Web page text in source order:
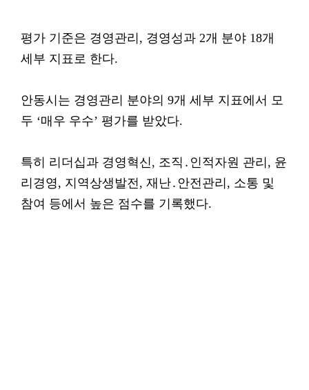
평가 기준은 경영관리, 경영성과 2개 분야 18개
세부 지표로 한다.
안동시는 경영관리 분야의 9개 세부 지표에서 모
두 ‘매우 우수’ 평가를 받았다.
특히 리더십과 경영혁신, 조직․인적자원 관리, 윤
리경영, 지역상생발전, 재난․안전관리, 소통 및
참여 등에서 높은 점수를 기록했다.